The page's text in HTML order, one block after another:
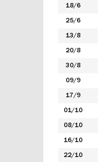
18/6
25/6
13/8
20/8
30/8
09/9
17/9
01/10
08/10
16/10
22/10